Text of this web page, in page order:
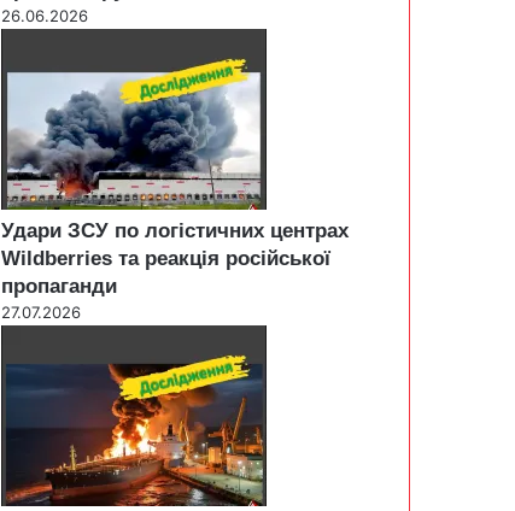
26.06.2026
Удари ЗСУ по логістичних центрах
Wildberries та реакція російської
пропаганди
27.07.2026